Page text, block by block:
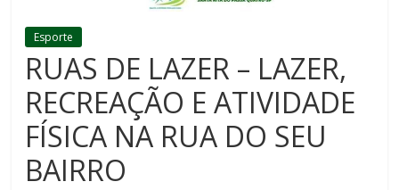
Esporte
RUAS DE LAZER – LAZER,
RECREAÇÃO E ATIVIDADE
FÍSICA NA RUA DO SEU
BAIRRO